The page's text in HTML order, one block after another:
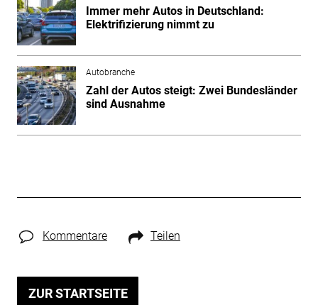
Immer mehr Autos in Deutschland:
Elektrifizierung nimmt zu
Autobranche
Zahl der Autos steigt: Zwei Bundesländer
sind Ausnahme
Kommentare Teilen
ZUR STARTSEITE